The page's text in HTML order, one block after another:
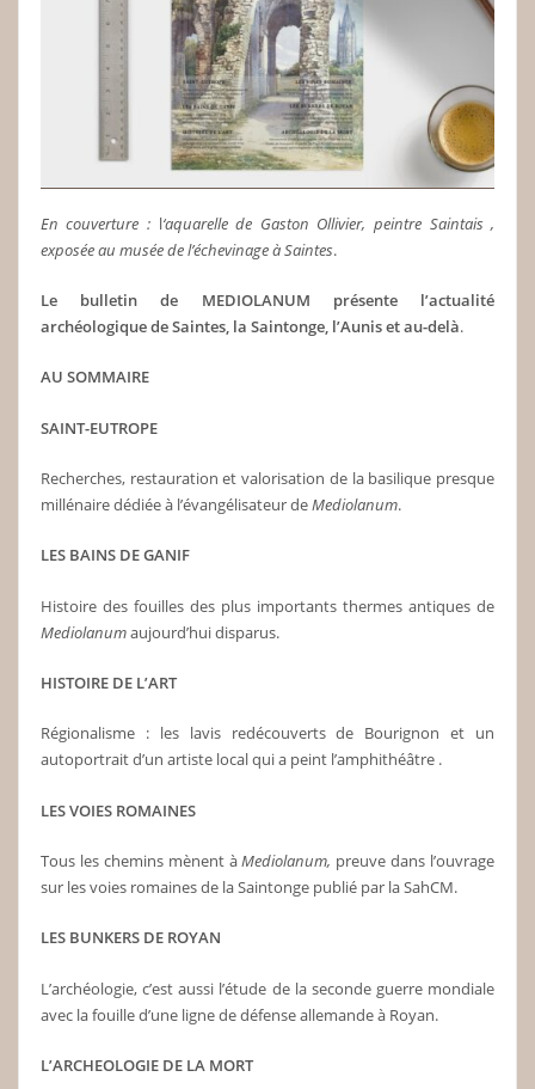
En couverture : l‘aquarelle de Gaston Ollivier, peintre Saintais ,
exposée au musée de l’échevinage à Saintes.
Le bulletin de MEDIOLANUM présente l’actualité
archéologique de Saintes, la Saintonge,l’Auniset au-delà.
AU SOMMAIRE
SAINT-EUTROPE
Recherches, restauration et valorisation de la basilique presque
millénaire dédiée à l’évangélisateur deMediolanum.
LES BAINS DE GANIF
Histoire des fouilles des plus importants thermes antiques de
Mediolanumaujourd’hui disparus.
HISTOIRE DE L’ART
Régionalisme : les lavis redécouverts de Bourignon et un
autoportrait d’un artiste local qui a peint l’amphithéâtre .
LES VOIES ROMAINES
Tous les chemins mènent àMediolanum, preuve dans l’ouvrage
sur les voies romaines de la Saintonge publié par la SahCM.
LES BUNKERS DE ROYAN
L’archéologie, c’est aussi l’étude de la seconde guerre mondiale
avec la fouille d’une ligne de défense allemande à Royan.
L’ARCHEOLOGIE DE LA MORT